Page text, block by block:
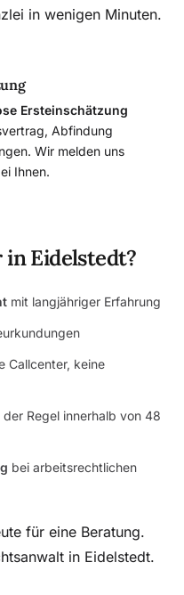
in wenigen Minuten.
Ersteinschätzung
Abfindung
Wir melden uns
Ihnen.
Eidelstedt?
mit langjähriger Erfahrung
Callcenter, keine
der Regel innerhalb von 48
bei arbeitsrechtlichen
für eine Beratung.
in Eidelstedt.